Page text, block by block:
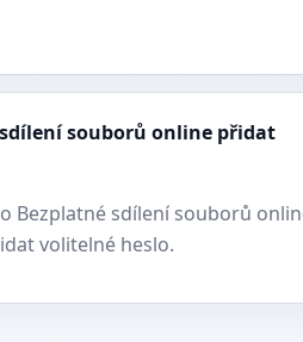
souborů online přidat
Bezplatné sdílení souborů
volitelné heslo.